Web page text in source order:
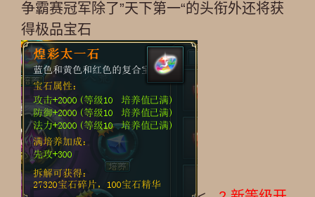
争霸赛冠军除了”天下第一“的头衔外还将获
得极品宝石